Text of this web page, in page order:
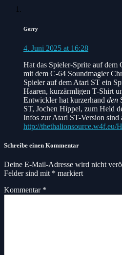
Gerry
4. Juni 2025 at 16:28
Hat das Spieler-Sprite auf
mit dem C-64 Soundmagier
Spieler auf dem Atari ST ein
Haaren, kurzärmligen T-Shirt
Entwickler hat kurzerhand den
ST, Jochen Hippel, zum Held
Infos zur Atari ST-Version sind
http://thethalionsource.w4f.eu/
Schreibe einen Kommentar
Deine E-Mail-Adresse wird nicht
Felder sind mit * markiert
Kommentar *